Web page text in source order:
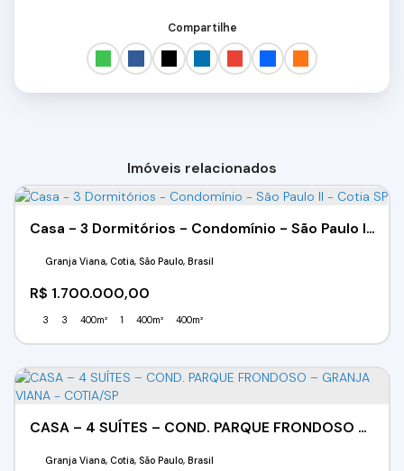
Compartilhe
Imóveis relacionados
Casa - 3 Dormitórios - Condomínio - São Paulo II - Cotia SP
R$ 1.700.000,00
Granja Viana, Cotia, São Paulo, Brasil
3 3 400m² 1 400m² 400m²
CASA – 4 SUÍTES – COND. PARQUE FRONDOSO – GRANJA VIANA - COTIA/SP
Granja Viana, Cotia, São Paulo, Brasil